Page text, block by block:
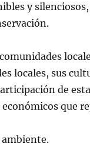
y
locales, sus
de
que